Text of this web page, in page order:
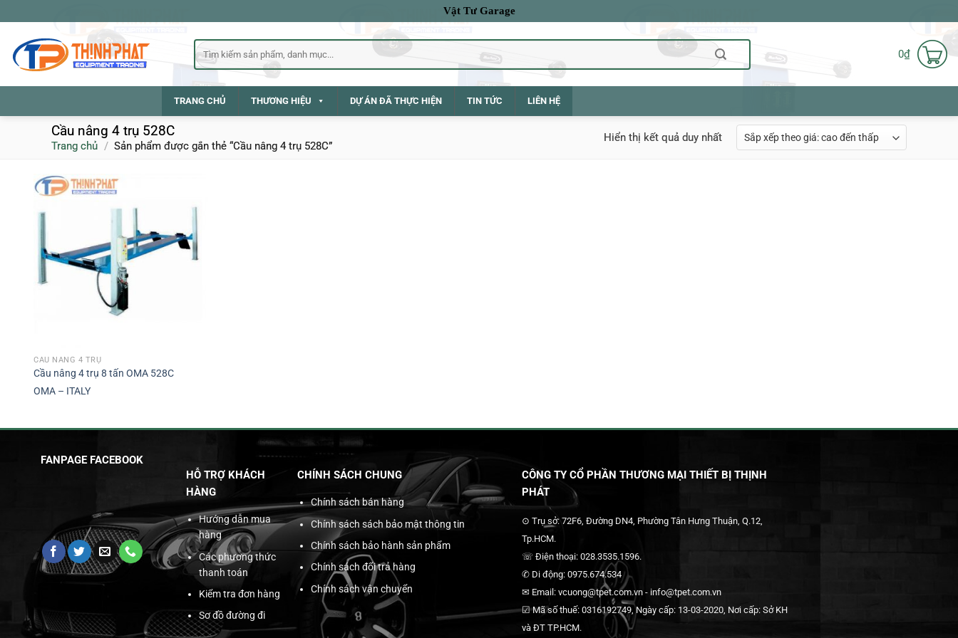
qua
dung
Vật Tư Garage
Tìm
kiếm:
0₫
TRANG CHỦ THƯƠNG HIỆU DỰ ÁN ĐÃ THỰC HIỆN TIN TỨC LIÊN HỆ
Cầu nâng 4 trụ 528C
Trang chủ / Sản phẩm được gắn thẻ “Cầu nâng 4 trụ 528C”
Hiển thị kết quả duy nhất
CẦU NÂNG 4 TRỤ
Cầu nâng 4 trụ 8 tấn OMA 528C
OMA – ITALY
FANPAGE FACEBOOK
HỖ TRỢ KHÁCH
HÀNG
Hướng dẫn mua
hàng
Các phương thức
thanh toán
Kiểm tra đơn hàng
Sơ đồ đường đi
CHÍNH SÁCH CHUNG
Chính sách bán hàng
Chính sách sách bảo mật thông tin
Chính sách bảo hành sản phẩm
Chính sách đổi trả hàng
Chính sách vận chuyển
CÔNG TY CỔ PHẦN THƯƠNG MẠI THIẾT BỊ THỊNH
PHÁT
⊙ Trụ sở: 72F6, Đường DN4, Phường Tân Hưng Thuận, Q.12,
Tp.HCM.
☏ Điện thoại: 028.3535.1596.
✆ Di động: 0975.674.534
✉ Email: vcuong@tpet.com.vn - info@tpet.com.vn
☑ Mã số thuế: 0316192749, Ngày cấp: 13-03-2020, Nơi cấp: Sở KH
và ĐT TP.HCM.